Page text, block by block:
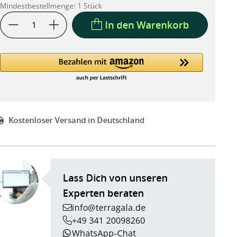
Mindestbestellmenge: 1 Stück
In den Warenkorb
Kostenloser Versand in Deutschland
Lass Dich von unseren
Experten beraten
info@terragala.de
+49 341 20098260
WhatsApp-Chat